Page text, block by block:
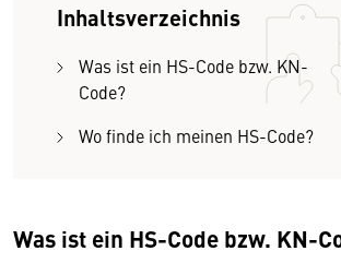
Inhaltsverzeichnis
Was ist ein HS-Code bzw. KN-
Code?
Wo finde ich meinen HS-Code?
Was ist ein HS-Code bzw. KN-